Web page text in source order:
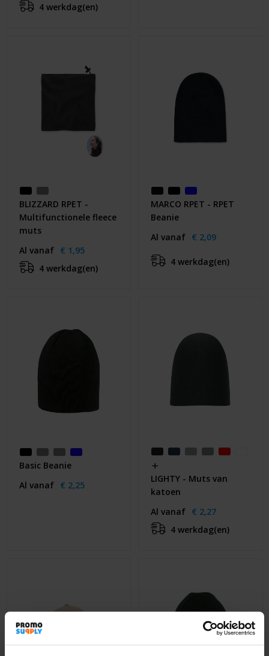
4 werkdag(en)
BLIZZARD RPET -
Multifunctionele fleece
muts
Al vanaf € 1,95
4 werkdag(en)
MARCO RPET - RPET
Beanie
Al vanaf € 2,09
4 werkdag(en)
Basic Beanie
Al vanaf € 2,25
LIGHTY - Muts van
katoen
Al vanaf € 2,27
4 werkdag(en)